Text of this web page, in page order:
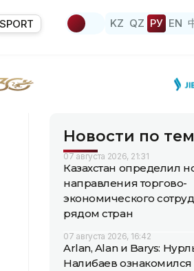
SPORT KZ QZ РУ EN
Новости по
07 августа 2026, 21:31
Казахстан определил
направления торгово-
экономического
рядом стран
07 августа 2026, 16:42
Arlan, Alan и Barys:
Налибаев ознакомился